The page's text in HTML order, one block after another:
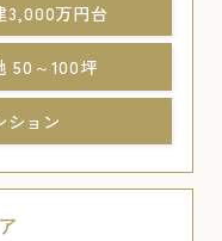
3,000万円台
50～100坪
ション